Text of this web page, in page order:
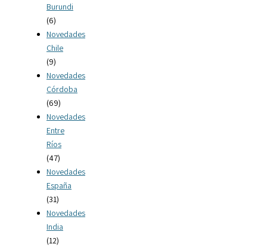
Burundi
(6)
Novedades
Chile
(9)
Novedades
Córdoba
(69)
Novedades
Entre
Ríos
(47)
Novedades
España
(31)
Novedades
India
(12)